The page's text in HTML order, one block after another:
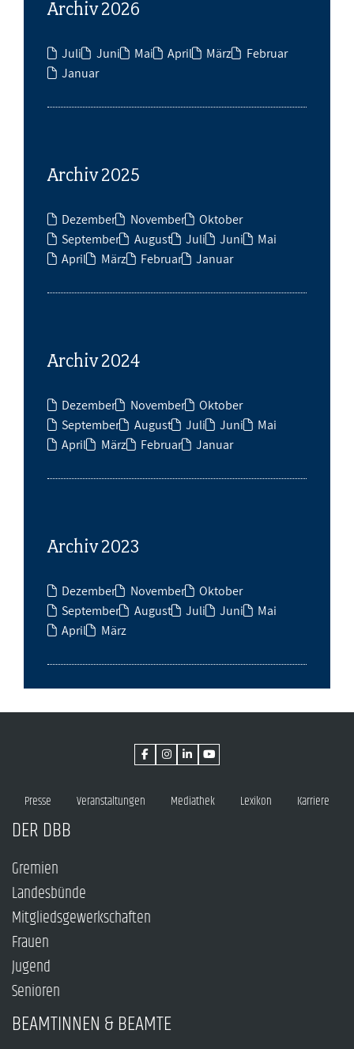
Archiv 2026
Juli Juni Mai April März
Februar
Januar
Archiv 2025
Dezember November
Oktober
September
August Juli Juni
Mai
April
März Februar Januar
Archiv 2024
Dezember November
Oktober
September
August Juli Juni
Mai
April
März Februar Januar
Archiv 2023
Dezember November
Oktober
September
August Juli Juni
Mai
April
März
Presse Veranstaltungen Mediathek Lexikon Karriere
DER DBB
Gremien
Landesbünde
Mitgliedsgewerkschaften
Frauen
Jugend
Senioren
BEAMTINNEN & BEAMTE